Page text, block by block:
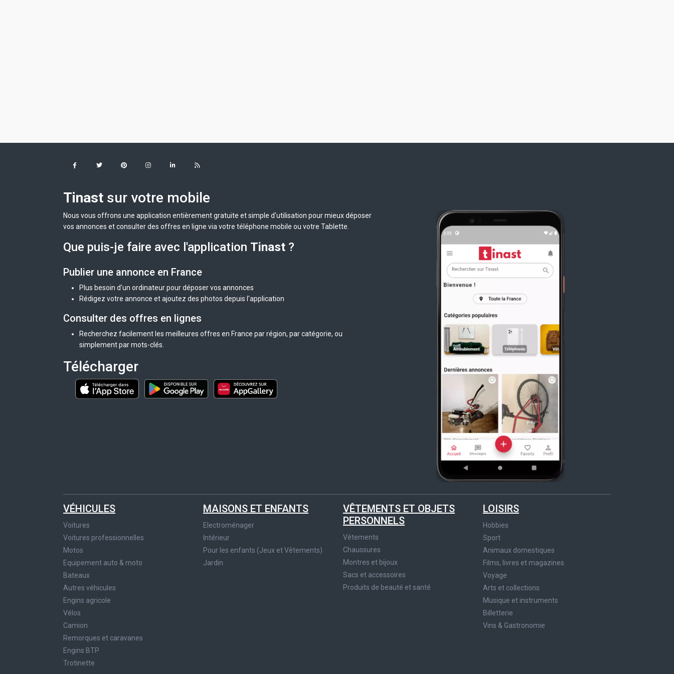
Tinast sur votre mobile
Nous vous offrons une application entièrement gratuite et simple d'utilisation pour mieux déposer
vos annonces et consulter des offres en ligne via votre téléphone mobile ou votre Tablette.
Que puis-je faire avec l'application Tinast ?
Publier une annonce en France
Plus besoin d'un ordinateur pour déposer vos annonces
Rédigez votre annonce et ajoutez des photos depuis l'application
Consulter des offres en lignes
Recherchez facilement les meilleures offres en France par région, par catégorie, ou
simplement par mots-clés.
Télécharger
VÉHICULES
Voitures
Voitures professionnelles
Motos
Equipement auto & moto
Bateaux
Autres véhicules
Engins agricole
Vélos
Camion
Remorques et caravanes
Engins BTP
Trotinette
MAISONS ET ENFANTS
Electroménager
Intérieur
Pour les enfants (Jeux et Vêtements)
Jardin
VÊTEMENTS ET OBJETS
PERSONNELS
Vêtements
Chaussures
Montres et bijoux
Sacs et accessoires
Produits de beauté et santé
LOISIRS
Hobbies
Sport
Animaux domestiques
Films, livres et magazines
Voyage
Arts et collections
Musique et instruments
Billetterie
Vins & Gastronomie